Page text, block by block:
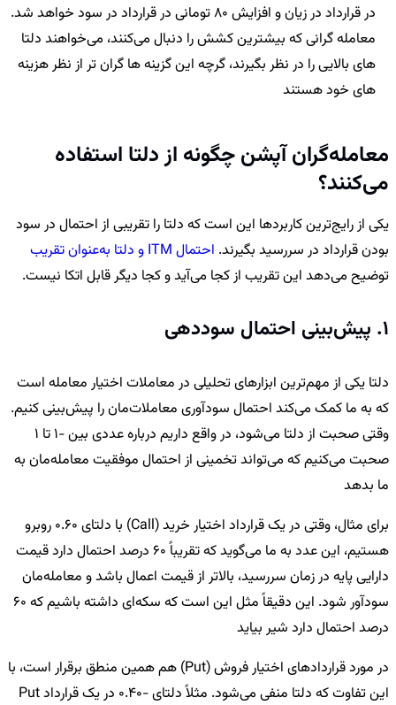
در قرارداد در زیان و افزایش 80 تومانی در قرارداد در سود خواهد شد.
معامله گرانی که بیشترین کشش را دنبال می‌کنند، می‌خواهند دلتا
های بالایی را در نظر بگیرند، گرچه این گزینه ها گران تر از نظر هزینه
های خود هستند
معامله‌گران آپشن چگونه از دلتا استفاده
می‌کنند؟
یکی از رایج‌ترین کاربردها این است که دلتا را تقریبی از احتمال در سود
بودن قرارداد در سررسید بگیرند.احتمال ITM و دلتا به‌عنوان تقریب
توضیح می‌دهد این تقریب از کجا می‌آید و کجا دیگر قابل اتکا نیست.
دلتا یکی از مهم‌ترین ابزارهای تحلیلی در معاملات اختیار معامله است
که به ما کمک می‌کند احتمال سودآوری معاملات‌مان را پیش‌بینی کنیم.
وقتی صحبت از دلتا می‌شود، در واقع داریم درباره عددی بین -1 تا 1
صحبت می‌کنیم که می‌تواند تخمینی از احتمال موفقیت معامله‌مان به
ما بدهد
برای مثال، وقتی در یک قرارداد اختیار خرید (Call) با دلتای 0.60 روبرو
هستیم، این عدد به ما می‌گوید که تقریباً 60 درصد احتمال دارد قیمت
دارایی پایه در زمان سررسید، بالاتر از قیمت اعمال باشد و معامله‌مان
سودآور شود. این دقیقاً مثل این است که سکه‌ای داشته باشیم که 60
درصد احتمال دارد شیر بیاید
در مورد قراردادهای اختیار فروش (Put) هم همین منطق برقرار است، با
این تفاوت که دلتا منفی می‌شود. مثلاً دلتای -0.40 در یک قرارداد Put